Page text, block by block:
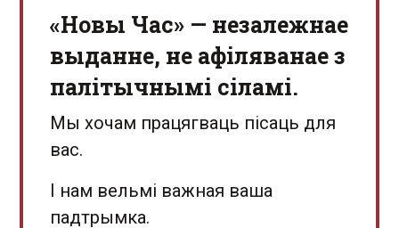
«Новы Час» — незалежнае
выданне, не афіляванае з
палітычнымі сіламі.
Мы хочам працягваць пісаць для
вас.
І нам вельмі важная ваша
падтрымка.